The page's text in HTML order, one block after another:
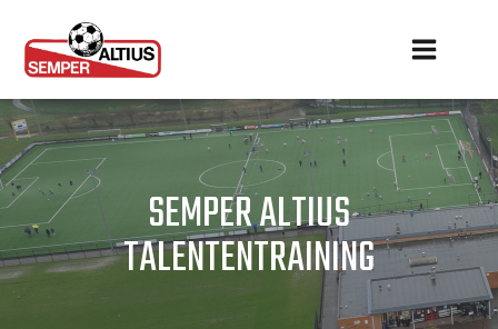
SEMPER ALTIUS
TALENTENTRAINING